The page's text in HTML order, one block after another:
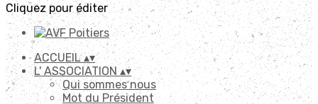
Cliquez pour éditer
ACCUEIL▴▾
L' ASSOCIATION▴▾
Qui sommes nous
Mot du Président